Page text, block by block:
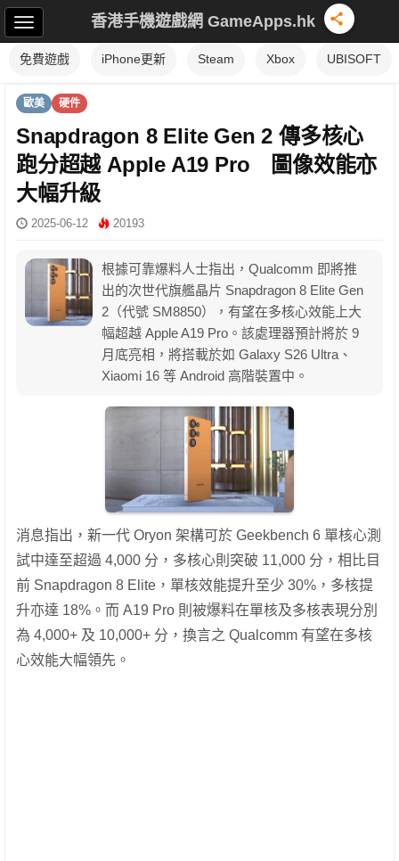
香港手機遊戲網 GameApps.hk
免費遊戲 iPhone更新 Steam Xbox UBISOFT
歐美 硬件
Snapdragon 8 Elite Gen 2 傳多核心
跑分超越 Apple A19 Pro 圖像效能亦
大幅升級
2025-06-12 20193
根據可靠爆料人士指出，Qualcomm 即將推
出的次世代旗艦晶片 Snapdragon 8 Elite Gen
2（代號 SM8850），有望在多核心效能上大
幅超越 Apple A19 Pro。該處理器預計將於 9
月底亮相，將搭載於如 Galaxy S26 Ultra、
Xiaomi 16 等 Android 高階裝置中。
消息指出，新一代 Oryon 架構可於 Geekbench 6 單核心測
試中達至超過 4,000 分，多核心則突破 11,000 分，相比目
前 Snapdragon 8 Elite，單核效能提升至少 30%，多核提
升亦達 18%。而 A19 Pro 則被爆料在單核及多核表現分別
為 4,000+ 及 10,000+ 分，換言之 Qualcomm 有望在多核
心效能大幅領先。